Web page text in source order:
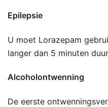
Epilepsie
U moet Lorazepam
langer dan 5 minuten
Alcoholontwenning
De eerste